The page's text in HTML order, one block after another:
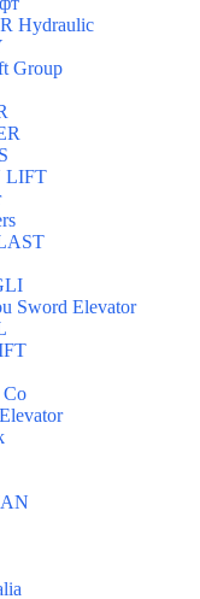
Hydraulic
Group
LIFT
Sword Elevator